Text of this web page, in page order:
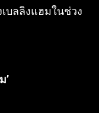
บลลิงแฮมในช่วง
’